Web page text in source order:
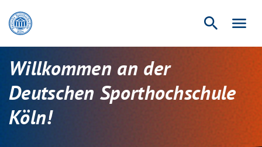
search menu
Willkommen an der
Deutschen Sporthochschule
Köln!